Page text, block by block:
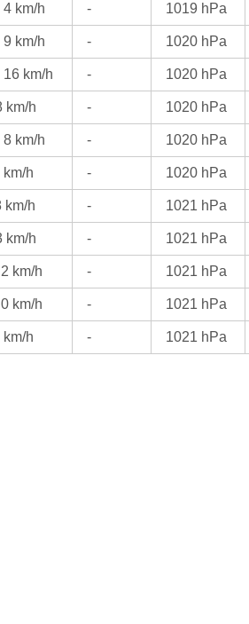
4 km/h - 1019 hPa
9 km/h - 1020 hPa
16 km/h - 1020 hPa
km/h - 1020 hPa
8 km/h - 1020 hPa
km/h - 1020 hPa
km/h - 1021 hPa
km/h - 1021 hPa
km/h - 1021 hPa
km/h - 1021 hPa
km/h - 1021 hPa